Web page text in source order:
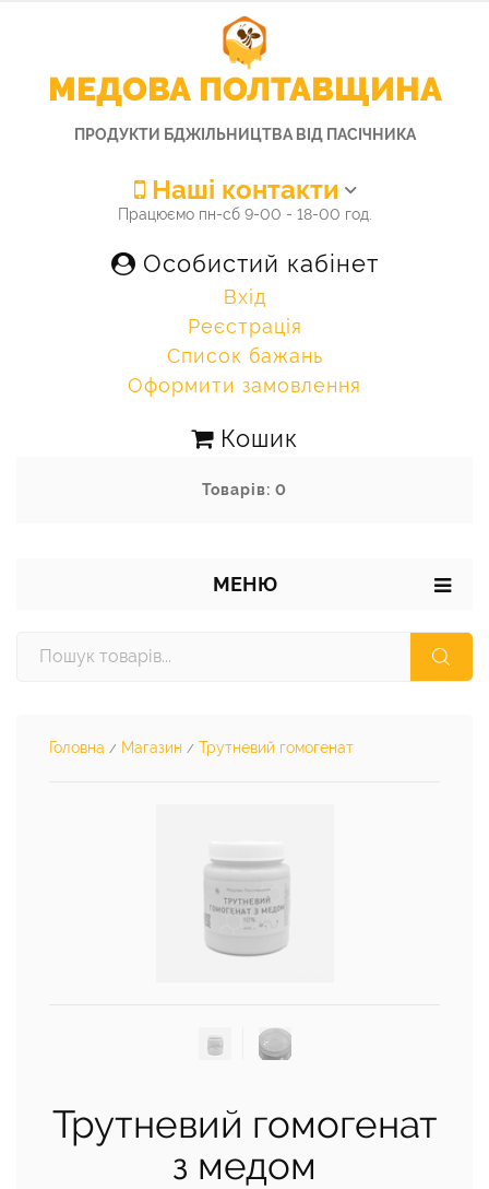
МЕДОВА ПОЛТАВЩИНА
ПРОДУКТИ БДЖІЛЬНИЦТВА ВІД ПАСІЧНИКА
Наші контакти
Працюємо пн-сб 9-00 - 18-00 год.
Особистий кабінет
Вхід
Реєстрація
Список бажань
Оформити замовлення
Кошик
Товарів: 0
МЕНЮ
Головна / Магазин / Трутневий гомогенат
Трутневий гомогенат
з медом